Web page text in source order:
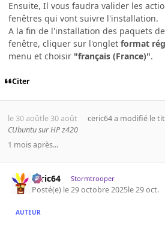
Ensuite, Il vous faudra valider les
fenêtres qui vont suivre l'installation.
A la fin de l'installation des paquets
fenêtre, cliquer sur l'onglet format
menu et choisir "français (France)".
Citer
le 30 aoûtle 30 août ceric64a modifié le
CUbuntu sur HP z420
1 mois après...
ceric64 Stormtrooper
Posté(e) le 29 octobre 2025le 29 oct.
AUTEUR